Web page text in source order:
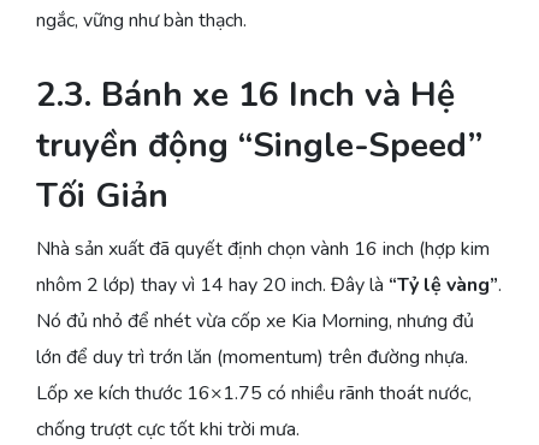
ngắc, vững như bàn thạch.
2.3. Bánh xe 16 Inch và Hệ
truyền động “Single-Speed”
Tối Giản
Nhà sản xuất đã quyết định chọn vành 16 inch (hợp kim
nhôm 2 lớp) thay vì 14 hay 20 inch. Đây là “Tỷ lệ vàng”.
Nó đủ nhỏ để nhét vừa cốp xe Kia Morning, nhưng đủ
lớn để duy trì trớn lăn (momentum) trên đường nhựa.
Lốp xe kích thước 16×1.75 có nhiều rãnh thoát nước,
chống trượt cực tốt khi trời mưa.